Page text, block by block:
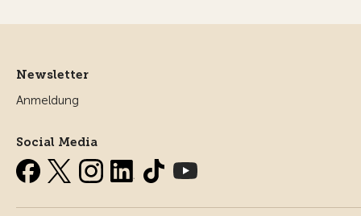
Newsletter
Anmeldung
Social Media